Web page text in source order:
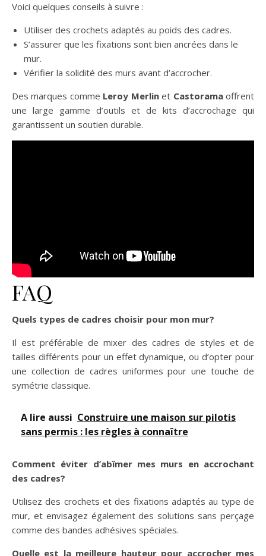
Voici quelques conseils à suivre :
Utiliser des crochets adaptés au poids des cadres.
S’assurer que les fixations sont bien ancrées dans le
mur.
Vérifier la solidité des murs avant d’accrocher.
Des marques comme Leroy Merlinet Castoramaoffrent
une large gamme d’outils et de kits d’accrochage qui
garantissent un soutien durable.
FAQ
Quels types de cadres choisir pour mon mur?
Il est préférable de mixer des cadres de styles et de
tailles différents pour un effet dynamique, ou d’opter pour
une collection de cadres uniformes pour une touche de
symétrie classique.
A lire aussi Construire une maison sur pilotis
sans permis : les règles à connaître
Comment éviter d’abîmer mes murs en accrochant
des cadres?
Utilisez des crochets et des fixations adaptés au type de
mur, et envisagez également des solutions sans perçage
comme des bandes adhésives spéciales.
Quelle est la meilleure hauteur pour accrocher mes